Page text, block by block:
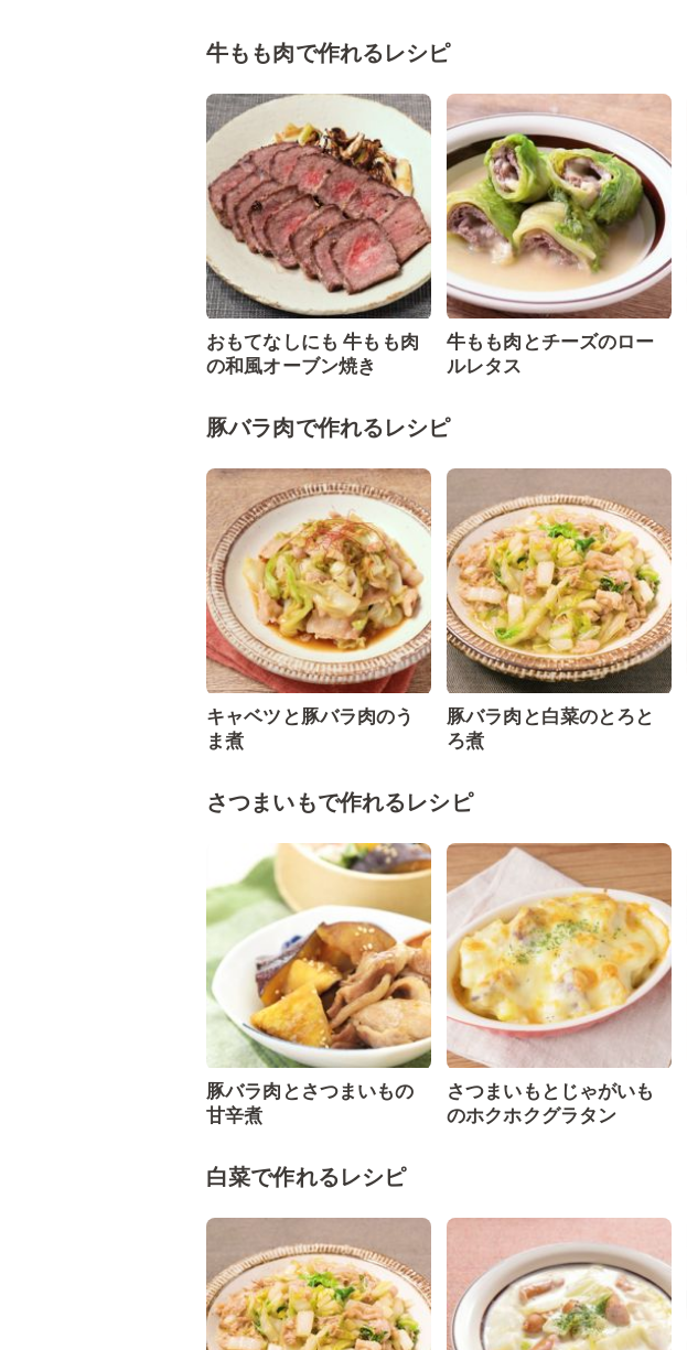
牛もも肉で作れるレシピ
おもてなしにも 牛もも肉
の和風オーブン焼き
牛もも肉とチーズのロー
ルレタス
豚バラ肉で作れるレシピ
キャベツと豚バラ肉のう
ま煮
豚バラ肉と白菜のとろと
ろ煮
さつまいもで作れるレシピ
豚バラ肉とさつまいもの
甘辛煮
さつまいもとじゃがいも
のホクホクグラタン
白菜で作れるレシピ